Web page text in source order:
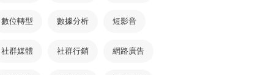
數位轉型 數據分析 短影音
社群媒體 社群行銷 網路廣告